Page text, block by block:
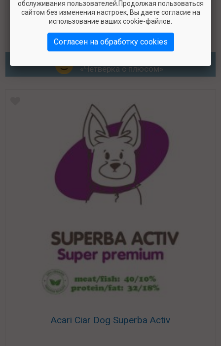
Brit Puppy Large Breed Growth & Joints Fresh
Beef with Pumpkin
«Четвёрка с плюсом»
Acari Ciar Dog Superba Activ
обслуживания пользователей.Продолжая пользоваться
сайтом без изменения настроек, Вы даете согласие на
использование ваших cookie-файлов.
Согласен на обработку cookies